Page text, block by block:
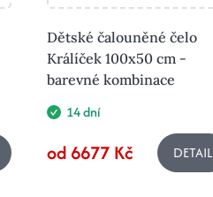
Dětské čalouněné čelo
Králíček 100x50 cm -
barevné kombinace
14 dní
od 6677 Kč DETAIL